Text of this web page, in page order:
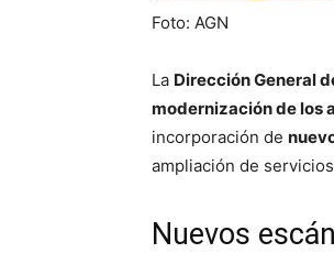
Foto: AGN
La Dirección General
modernización de los
incorporación de
ampliación de
Nuevos